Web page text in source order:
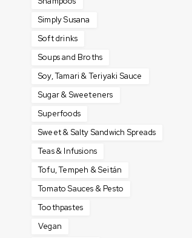
Simply Susana
Soft drinks
Soups and Broths
Soy, Tamari & Teriyaki Sauce
Sugar & Sweeteners
Superfoods
Sweet & Salty Sandwich Spreads
Teas & Infusions
Tofu, Tempeh & Seitán
Tomato Sauces & Pesto
Toothpastes
Vegan